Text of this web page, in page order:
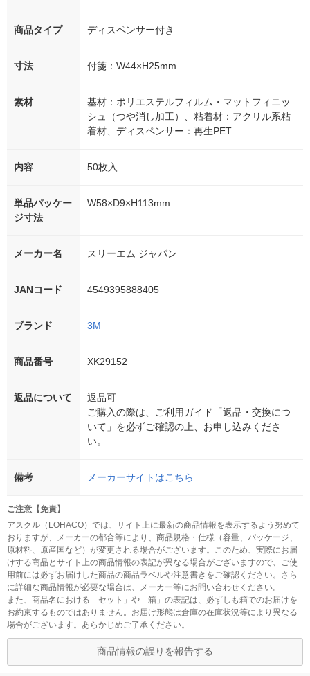
商品タイプ ディスペンサー付き
寸法 付箋：W44×H25mm
素材
基材：ポリエステルフィルム・マットフィニッ
シュ（つや消し加工）、粘着材：アクリル系粘
着材、ディスペンサー：再生PET
内容 50枚入
単品パッケー
ジ寸法
W58×D9×H113mm
メーカー名 スリーエム ジャパン
JANコード 4549395888405
ブランド 3M
商品番号 XK29152
返品について
返品可
ご購入の際は、ご利用ガイド「返品・交換につ
いて」を必ずご確認の上、お申し込みくださ
い。
備考 メーカーサイトはこちら
ご注意【免責】
アスクル（LOHACO）では、サイト上に最新の商品情報を表示するよう努めて
おりますが、メーカーの都合等により、商品規格・仕様（容量、パッケージ、
原材料、原産国など）が変更される場合がございます。このため、実際にお届
けする商品とサイト上の商品情報の表記が異なる場合がございますので、ご使
用前には必ずお届けした商品の商品ラベルや注意書きをご確認ください。さら
に詳細な商品情報が必要な場合は、メーカー等にお問い合わせください。
また、商品名における「セット」や「箱」の表記は、必ずしも箱でのお届けを
お約束するものではありません。お届け形態は倉庫の在庫状況等により異なる
場合がございます。あらかじめご了承ください。
商品情報の誤りを報告する